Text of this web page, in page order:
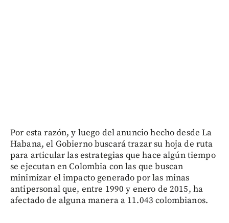
Por esta razón, y luego del anuncio hecho desde La
Habana, el Gobierno buscará trazar su hoja de ruta
para articular las estrategias que hace algún tiempo
se ejecutan en Colombia con las que buscan
minimizar el impacto generado por las minas
antipersonal que, entre 1990 y enero de 2015, ha
afectado de alguna manera a 11.043 colombianos.